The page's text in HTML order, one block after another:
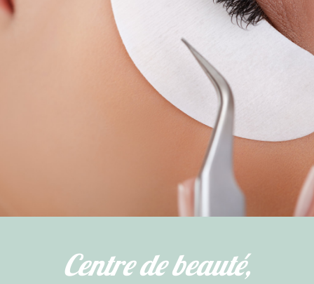
Centre de beauté,